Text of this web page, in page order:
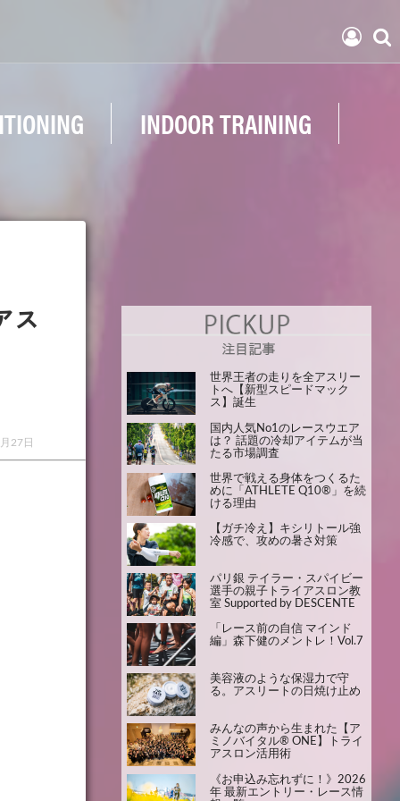
INDOOR TRAINING
ス
27日
世界王者の走りを全アスリー
トへ【新型スピードマック
ス】誕生
国内人気No1のレースウエア
は？ 話題の冷却アイテムが当
たる市場調査
世界で戦える身体をつくるた
めに「ATHLETE Q10®」を続
ける理由
【ガチ冷え】キシリトール強
冷感で、攻めの暑さ対策
パリ銀 テイラー・スパイビー
選手の親子トライアスロン教
室 Supported by DESCENTE
「レース前の自信 マインド
編」森下健のメントレ！Vol.7
美容液のような保湿力で守
る。アスリートの日焼け止め
みんなの声から生まれた【ア
ミノバイタル® ONE】トライ
アスロン活用術
《お申込み忘れずに！》2026
年 最新エントリー・レース情